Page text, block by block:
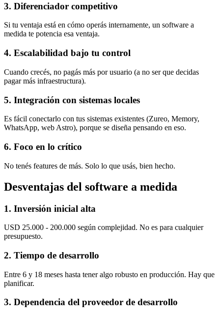
3. Diferenciador competitivo
Si tu ventaja está en cómo operás internamente, un software a
medida te potencia esa ventaja.
4. Escalabilidad bajo tu control
Cuando crecés, no pagás más por usuario (a no ser que decidas
pagar más infraestructura).
5. Integración con sistemas locales
Es fácil conectarlo con tus sistemas existentes (Zureo, Memory,
WhatsApp, web Astro), porque se diseña pensando en eso.
6. Foco en lo crítico
No tenés features de más. Solo lo que usás, bien hecho.
Desventajas del software a medida
1. Inversión inicial alta
USD 25.000 - 200.000 según complejidad. No es para cualquier
presupuesto.
2. Tiempo de desarrollo
Entre 6 y 18 meses hasta tener algo robusto en producción. Hay que
planificar.
3. Dependencia del proveedor de desarrollo